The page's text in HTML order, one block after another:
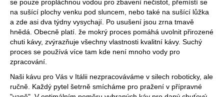
se pouze propláchnou vodou pro zbavení nečistot, přemístí se
na sušící plochy venku pod sluncem, nebo také na sušící lůžka
a zde asi dva týdny vysychají. Po usušení jsou zrna tmavě
hnědá. Obecně platí. že mokrý proces pomáhá uvolnit přirozené
chuti kávy, zvýrazňuje všechny vlastnosti kvalitní kávy. Suchý
proces se používá více tam kde není mnoho vody pro
zpracování.
Naši kávu pro Vás v Itálii nezpracováváme v silech roboticky, ale
ručně. Každý pytel šetrně smícháme pro pražení v přípravné